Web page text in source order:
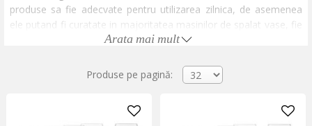
produse sa fie adecvate pentru utilizarea zilnica, de asemenea
ele putand fi curatate in majoritatea masinilor de spalat vase, fie
ele casnice sau industriale. Gama "Vina" reprezinta o colectie
propriului dumneavoastra camin, fie pentru a le utiliza la nivel
industrial in hoteluri si restaurante.
Arata mai mult
Produse pe pagină: